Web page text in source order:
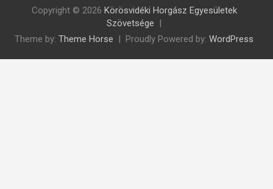
Copyright © 2026 Körösvidéki Horgász Egyesületek
Szövetsége
Theme by: Theme Horse Proudly Powered by: WordPress